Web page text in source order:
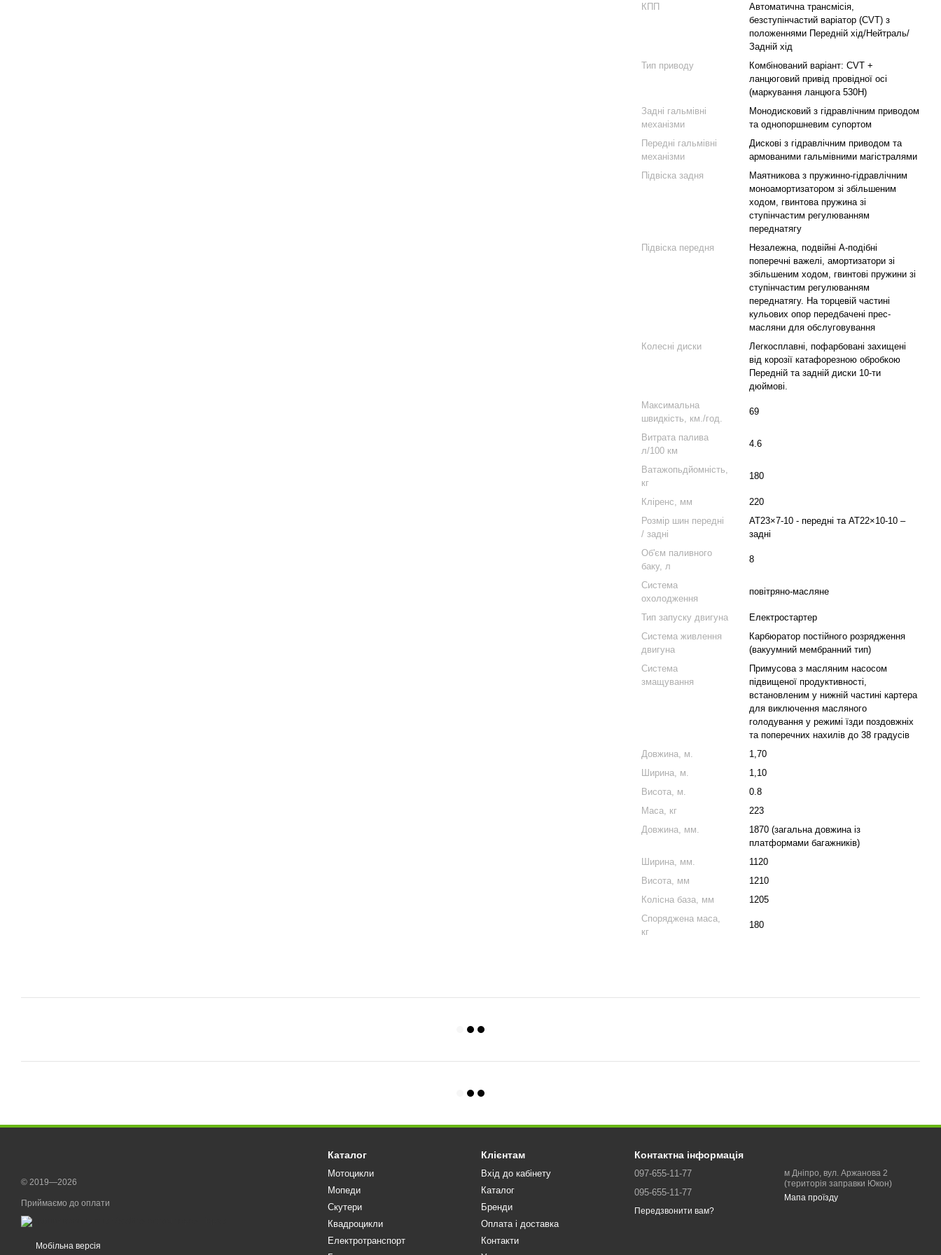
КПП
Автоматична трансмісія,
безступінчастий варіатор (СVT) з
положеннями Передній хід/Нейтраль/
Задній хід
Тип приводу
Комбінований варіант: CVT +
ланцюговий привід провідної осі
(маркування ланцюга 530H)
Задні гальмівні
механізми
Монодисковий з гідравлічним приводом
та однопоршневим супортом
Передні гальмівні
механізми
Дискові з гідравлічним приводом та
армованими гальмівними магістралями
Підвіска задня
Маятникова з пружинно-гідравлічним
моноамортизатором зі збільшеним
ходом, гвинтова пружина зі
ступінчастим регулюванням
переднатягу
Підвіска передня
Незалежна, подвійні A-подібні
поперечні важелі, амортизатори зі
збільшеним ходом, гвинтові пружини зі
ступінчастим регулюванням
переднатягу. На торцевій частині
кульових опор передбачені прес-
масляни для обслуговування
Колесні диски
Легкосплавні, пофарбовані захищені
від корозії катафорезною обробкою
Передній та задній диски 10-ти
дюймові.
Максимальна
швидкість, км./год.
69
Витрата палива
л/100 км
4.6
Ватажопьдйомність,
кг
180
Кліренс, мм
220
Розмір шин передні
/ задні
АТ23×7-10 - передні та АТ22×10-10 –
задні
Об'єм паливного
баку, л
8
Система
охолодження
повітряно-масляне
Тип запуску двигуна
Електростартер
Система живлення
двигуна
Карбюратор постійного розрядження
(вакуумний мембранний тип)
Система
змащування
Примусова з масляним насосом
підвищеної продуктивності,
встановленим у нижній частині картера
для виключення масляного
голодування у режимі їзди поздовжніх
та поперечних нахилів до 38 градусів
Довжина, м.
1,70
Ширина, м.
1,10
Висота, м.
0.8
Маса, кг
223
Довжина, мм.
1870 (загальна довжина із
платформами багажників)
Ширина, мм.
1120
Висота, мм
1210
Колісна база, мм
1205
Споряджена маса,
кг
180
© 2019—2026
Приймаємо до оплати
Мобільна версія
Каталог
Мотоцикли
Мопеди
Скутери
Квадроцикли
Електротранспорт
Клієнтам
Вхід до кабінету
Каталог
Бренди
Оплата і доставка
Контакти
Контактна інформація
097-655-11-77
095-655-11-77
Передзвонити вам?
м Дніпро, вул. Аржанова 2
(територія заправки Юкон)
Мапа проїзду